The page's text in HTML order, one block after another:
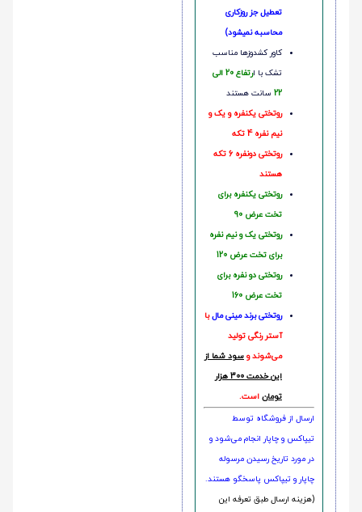
تعطیل جز روزکاری
محاسبه نمیشود)
کاور کشدوزها مناسب
تشک با ا
رتفاع 20 الی
22 سانت هستند
روتختی یکنفره و یک و
نیم نفره 4 تکه
روتختی دونفره 6 تکه
هستند
روتختی یکنفره برای
تخت عرض 90
روتختی یک و نیم نفره
برای تخت عرض 120
روتختی دو نفره برای
تخت عرض 160
روتختی‌ برند مینی مالبا
آستر رنگی تولید
می‌شوند و سود شما از
این خدمت 300 هزار
تومان است.
ارسال از فروشگاه توسط
تیپاکس و چاپار انجام می‌شود و
در مورد تاریخ رسیدن مرسوله
چاپار و تیپاکس پاسخگو هستند.
(هزینه ارسال طبق تعرفه این